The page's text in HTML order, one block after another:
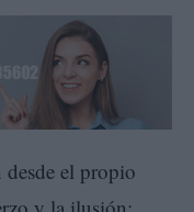
el propio